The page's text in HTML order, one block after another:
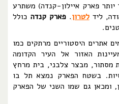
יותר פארק איילון-קנדה) משתרע
לטרון. פארק קנדה כולל
אתרים היסטוריים מרתקים כמו
האזור אל העיר הקדומה
מסתור, מבצר צלבני, בית מרחץ
בשטח הפארק נמצא תל בו
ומכאן גם שמו השני של הפארק